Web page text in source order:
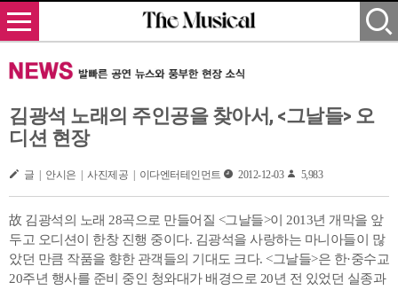
김광석 노래의 주인공을 찾아서, <그날들> 오
디션 현장
글 | 안시은 | 사진제공 | 이다엔터테인먼트 2012-12-03 5,983
故 김광석의 노래 28곡으로 만들어질 <그날들>이 2013년 개막을 앞
두고 오디션이 한창 진행 중이다. 김광석을 사랑하는 마니아들이 많
았던 만큼 작품을 향한 관객들의 기대도 크다. <그날들>은 한·중수교
20주년 행사를 준비 중인 청와대가 배경으로 20년 전 있었던 실종과